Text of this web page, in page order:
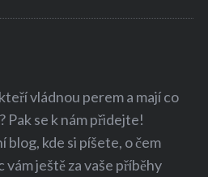
vládnou perem a mají co
Pak se k nám přidejte!
blog, kde si píšete, o čem
vám ještě za vaše příběhy